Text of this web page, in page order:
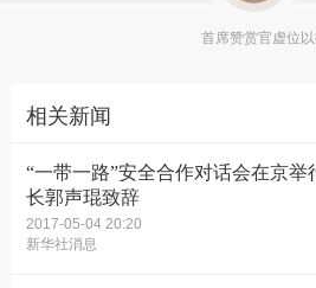
首席赞赏官虚位
相关新闻
“一带一路”安全合作对话会在京举
长郭声琨致辞
2017-05-04 20:20
新华社消息